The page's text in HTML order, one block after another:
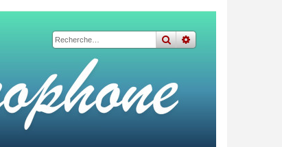
rechercher
recherche